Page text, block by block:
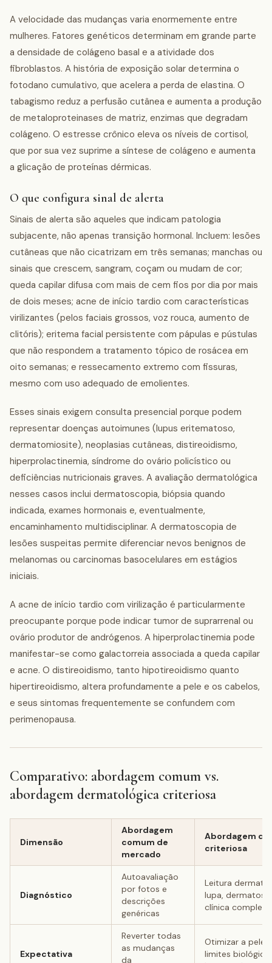
A velocidade das mudanças varia enormemente entre
mulheres. Fatores genéticos determinam em grande parte
a densidade de colágeno basal e a atividade dos
fibroblastos. A história de exposição solar determina o
fotodano cumulativo, que acelera a perda de elastina. O
tabagismo reduz a perfusão cutânea e aumenta a produção
de metaloproteinases de matriz, enzimas que degradam
colágeno. O estresse crônico eleva os níveis de cortisol,
que por sua vez suprime a síntese de colágeno e aumenta
a glicação de proteínas dérmicas.
O que configura sinal de alerta
Sinais de alerta são aqueles que indicam patologia
subjacente, não apenas transição hormonal. Incluem: lesões
cutâneas que não cicatrizam em três semanas; manchas ou
sinais que crescem, sangram, coçam ou mudam de cor;
queda capilar difusa com mais de cem fios por dia por mais
de dois meses; acne de início tardio com características
virilizantes (pelos faciais grossos, voz rouca, aumento de
clitóris); eritema facial persistente com pápulas e pústulas
que não respondem a tratamento tópico de rosácea em
oito semanas; e ressecamento extremo com fissuras,
mesmo com uso adequado de emolientes.
Esses sinais exigem consulta presencial porque podem
representar doenças autoimunes (lupus eritematoso,
dermatomiosite), neoplasias cutâneas, distireoidismo,
hiperprolactinemia, síndrome do ovário policístico ou
deficiências nutricionais graves. A avaliação dermatológica
nesses casos inclui dermatoscopia, biópsia quando
indicada, exames hormonais e, eventualmente,
encaminhamento multidisciplinar. A dermatoscopia de
lesões suspeitas permite diferenciar nevos benignos de
melanomas ou carcinomas basocelulares em estágios
iniciais.
A acne de início tardio com virilização é particularmente
preocupante porque pode indicar tumor de suprarrenal ou
ovário produtor de andrógenos. A hiperprolactinemia pode
manifestar-se como galactorreia associada a queda capilar
e acne. O distireoidismo, tanto hipotireoidismo quanto
hipertireoidismo, altera profundamente a pele e os cabelos,
e seus sintomas frequentemente se confundem com
perimenopausa.
Comparativo: abordagem comum vs.
abordagem dermatológica criteriosa
Dimensão
Abordagem
comum de
mercado
Abordagem
criteriosa
Diagnóstico
Autoavaliação
por fotos e
descrições
genéricas
Leitura
lupa,
clínica completa
Expectativa
Reverter todas
as mudanças
da
Otimizar a pele
limites